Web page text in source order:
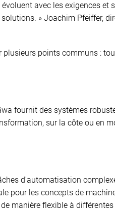
avec les exigences et
» Joachim Pfeiffer,
plusieurs points communs :
fournit des systèmes
sur la côte ou en
d'automatisation
pour les concepts de
manière flexible à différentes